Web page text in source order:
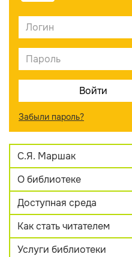
Забыли пароль?
С.Я. Маршак
О библиотеке
Доступная среда
Как стать читателем
Услуги библиотеки